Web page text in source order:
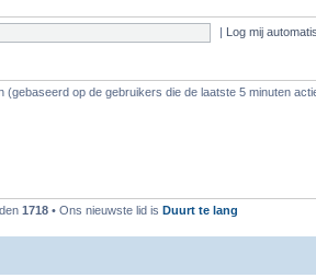
| Log mij
op de gebruikers die de laatste 5 minuten
1718 • Ons nieuwste lid is Duurt te lang